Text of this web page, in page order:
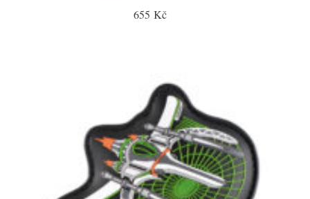
655 Kč